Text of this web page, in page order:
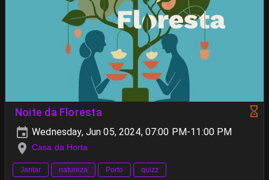
Noite da Floresta
Wednesday, Jun 05, 2024, 07:00 PM-11:00 PM
Casa da Horta
Jantar natureza Porto quizz